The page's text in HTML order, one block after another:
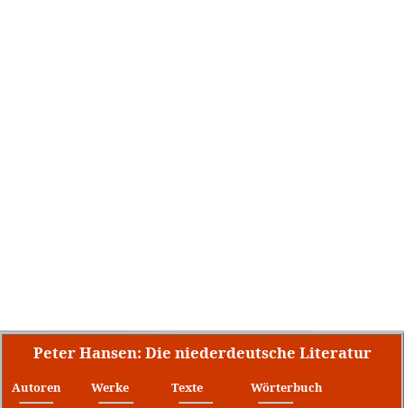
Peter Hansen: Die niederdeutsche Literatur
Autoren
Werke
Texte
Wörterbuch